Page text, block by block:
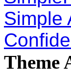
Simple
Theme